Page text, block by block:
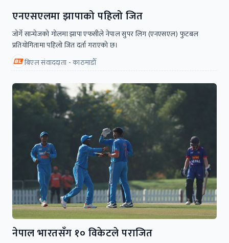
एनएसएलमा झापाको पहिलो जित
जोर्गे सान्चेजको गोलमा झापा एफसीले नेपाल सुपर लिग (एनएसएल) फुटबल
प्रतियोगितामा पहिलो जित दर्ता गराएको छ।
बिएल संवाददाता - काठमाडाैँ
नेपाल भारतसँग १० विकेटले पराजित